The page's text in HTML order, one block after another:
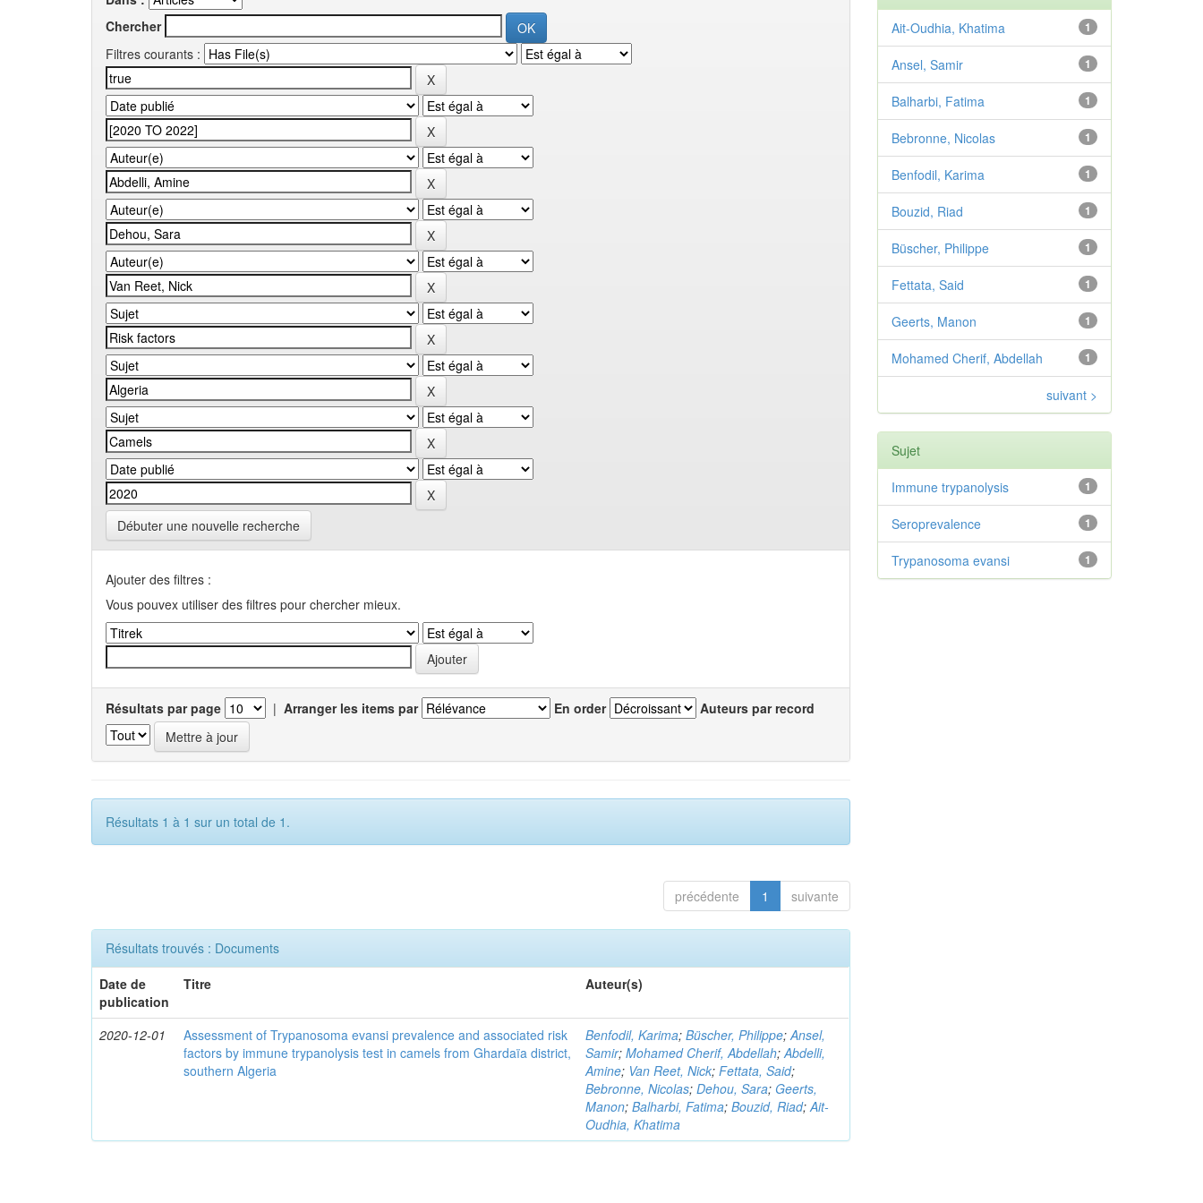
Chercher
Filtres courants :
Débuter une nouvelle recherche
Ajouter des filtres :
Vous pouvex utiliser des filtres pour chercher mieux.
Résultats par page | Arranger les items par En order Auteurs par record
Résultats 1 à 1 sur un total de 1.
précédente 1 suivante
Résultats trouvés : Documents
Date de
publication
Titre Auteur(s)
2020-12-01
Assessment of Trypanosoma evansi prevalence and associated risk
factors by immune trypanolysis test in camels from Ghardaïa district,
southern Algeria
Benfodil, Karima;Büscher, Philippe;Ansel,
Samir;Mohamed Cherif, Abdellah;Abdelli,
Amine; Van Reet, Nick;Fettata, Said;
Bebronne, Nicolas;Dehou, Sara; Geerts,
Manon;Balharbi, Fatima;Bouzid, Riad;Ait-
Oudhia, Khatima
1
Ait-Oudhia, Khatima
1
Ansel, Samir
1
Balharbi, Fatima
1
Bebronne, Nicolas
1
Benfodil, Karima
1
Bouzid, Riad
1
Büscher, Philippe
1
Fettata, Said
1
Geerts, Manon
1
Mohamed Cherif, Abdellah
suivant >
Sujet
1
Immune trypanolysis
1
Seroprevalence
1
Trypanosoma evansi